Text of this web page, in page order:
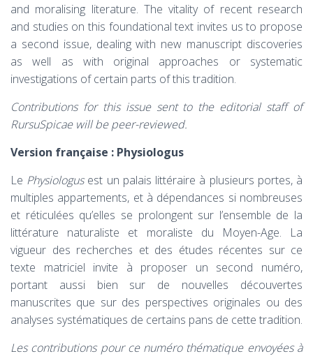
and moralising literature. The vitality of recent research
and studies on this foundational text invites us to propose
a second issue, dealing with new manuscript discoveries
as well as with original approaches or systematic
investigations of certain parts of this tradition.
Contributions for this issue sent to the editorial staff of
RursuSpicae will be peer-reviewed.
Version française : Physiologus
Le Physiologusest un palais littéraire à plusieurs portes, à
multiples appartements, et à dépendances si nombreuses
et réticulées qu’elles se prolongent sur l’ensemble de la
littérature naturaliste et moraliste du Moyen-Age. La
vigueur des recherches et des études récentes sur ce
texte matriciel invite à proposer un second numéro,
portant aussi bien sur de nouvelles découvertes
manuscrites que sur des perspectives originales ou des
analyses systématiques de certains pans de cette tradition.
Les contributions pour ce numéro thématique envoyées à